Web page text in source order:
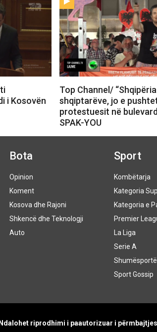
i Kosovën
Top Channel/
shqiptarëve, jo e
protestuesit në
SPAK-YOU
Bota
Opinion
Koment
Kosova dhe Rajoni
Shkencë dhe Teknologji
Auto
Sport
Kombëtarja
Kategoria
Kategoria e
Premier
La Liga
Serie A
Sport Gossip
riprodhimi i paautorizuar i